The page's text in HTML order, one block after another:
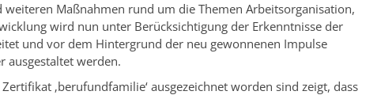
weiteren Maßnahmen rund um die Themen Arbeitsorganisation,
wird nun unter Berücksichtigung der Erkenntnisse der
und vor dem Hintergrund der neu gewonnenen Impulse
ausgestaltet werden.
‚berufundfamilie‘ ausgezeichnet worden sind zeigt, dass